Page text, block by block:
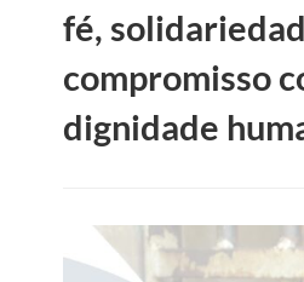
fé,
compromisso
dignidade